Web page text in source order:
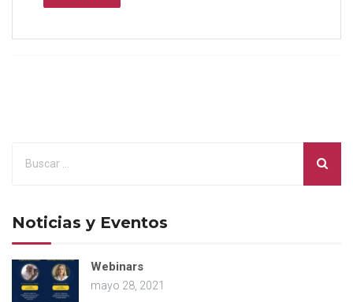
Noticias y Eventos
Webinars
mayo 28, 2021